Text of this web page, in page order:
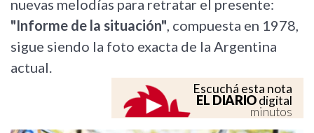
nuevas melodías para retratar el presente:
"Informe de la situación", compuesta en 1978,
sigue siendo la foto exacta de la Argentina
actual.
Escuchá esta nota
EL DIARIOdigital
minutos